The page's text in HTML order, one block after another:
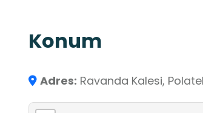
için avasım şeklinde
dolayı Hititler tarafından
Konum
Adres: Ravanda Kalesi,